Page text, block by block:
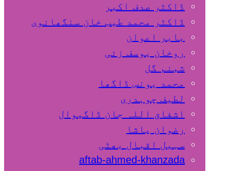
ڈاکٹر صدف اکبر
ڈاکٹر محمد طیب خان سنگھانوی
بابر اعوان
روخان یوسف زئی
شبنم گل
محمد یونس ڈاگھا
لطیف چوہدری
اشفاق اللہ جان ڈاگیوال
رضوان پاشا
سہیل اقبال بھٹی
aftab-ahmed-khanzada